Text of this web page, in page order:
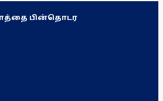
பின்தொடர